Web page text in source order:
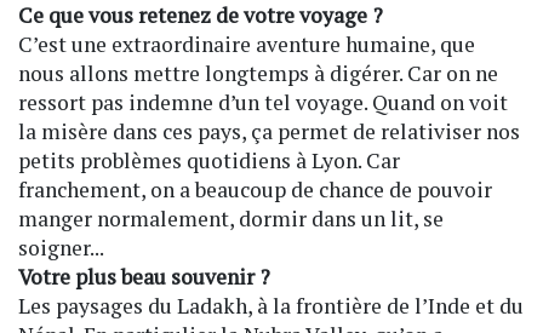
Ce que vous retenez de votre voyage ?
C’est une extraordinaire aventure humaine, que
nous allons mettre longtemps à digérer. Car on ne
ressort pas indemne d’un tel voyage. Quand on voit
la misère dans ces pays, ça permet de relativiser nos
petits problèmes quotidiens à Lyon. Car
franchement, on a beaucoup de chance de pouvoir
manger normalement, dormir dans un lit, se
soigner...
Votre plus beau souvenir ?
Les paysages du Ladakh, à la frontière de l’Inde et du